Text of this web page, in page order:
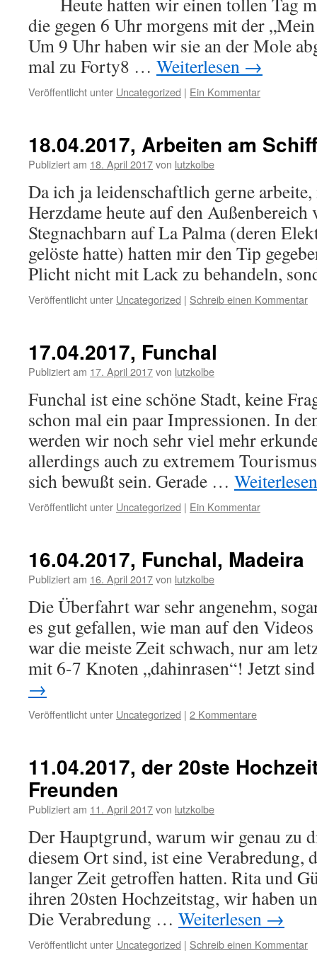
die gegen 6 Uhr morgens mit der
Um 9 Uhr haben wir sie an der Mole
mal zu Forty8 … Weiterlesen →
Veröffentlicht unter Uncategorized | Ein Kommentar
18.04.2017, Arbeiten am Schiff
Publiziert am 18. April 2017von lutzkolbe
Da ich ja leidenschaftlich gerne arbeite,
Herzdame heute auf den Außenbereich
Stegnachbarn auf La Palma (deren
gelöste hatte) hatten mir den Tip
Plicht nicht mit Lack zu behandeln,
Veröffentlicht unter Uncategorized | Schreib einen Kommentar
17.04.2017, Funchal
Publiziert am 17. April 2017von lutzkolbe
Funchal ist eine schöne Stadt, keine
schon mal ein paar Impressionen. In
werden wir noch sehr viel mehr
allerdings auch zu extremem
sich bewußt sein. Gerade …
Veröffentlicht unter Uncategorized | Ein Kommentar
16.04.2017, Funchal, Madeira
Publiziert am 16. April 2017von lutzkolbe
Die Überfahrt war sehr angenehm,
es gut gefallen, wie man auf den
war die meiste Zeit schwach, nur am
mit 6-7 Knoten „dahinrasen“! Jetzt
→
Veröffentlicht unter Uncategorized | 2 Kommentare
11.04.2017, der 20ste
Freunden
Publiziert am 11. April 2017von lutzkolbe
Der Hauptgrund, warum wir genau zu
diesem Ort sind, ist eine Verabredung,
langer Zeit getroffen hatten. Rita und
ihren 20sten Hochzeitstag, wir haben
Die Verabredung … Weiterlesen →
Veröffentlicht unter Uncategorized | Schreib einen Kommentar